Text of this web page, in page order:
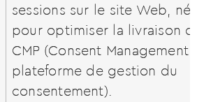
sessions sur le site Web,
pour optimiser la livraison
CMP (Consent Management
plateforme de gestion du
consentement).